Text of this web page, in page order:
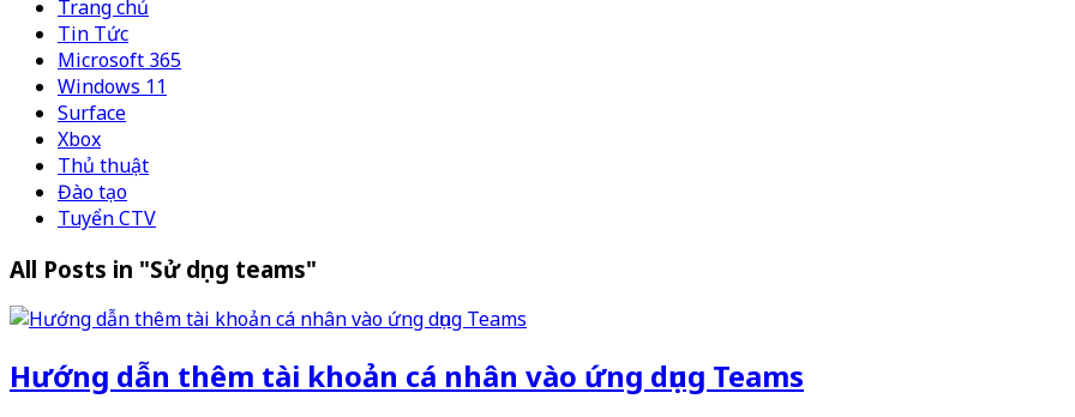
Trang chủ
Tin Tức
Microsoft 365
Windows 11
Surface
Xbox
Thủ thuật
Đào tạo
Tuyển CTV
All Posts in "Sử dụng teams"
Hướng dẫn thêm tài khoản cá nhân vào ứng dụng Teams